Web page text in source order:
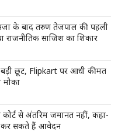
के बाद तरुण तेजपाल की पहली
राजनीतिक साजिश का शिकार
छूट, Flipkart पर आधी कीमत
कोर्ट से अंतरिम जमानत नहीं, कहा-
कर सकते हैं आवेदन